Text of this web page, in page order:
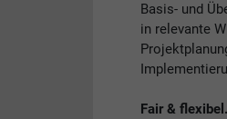
Basis- und
in relevante
Fair & flexibel.